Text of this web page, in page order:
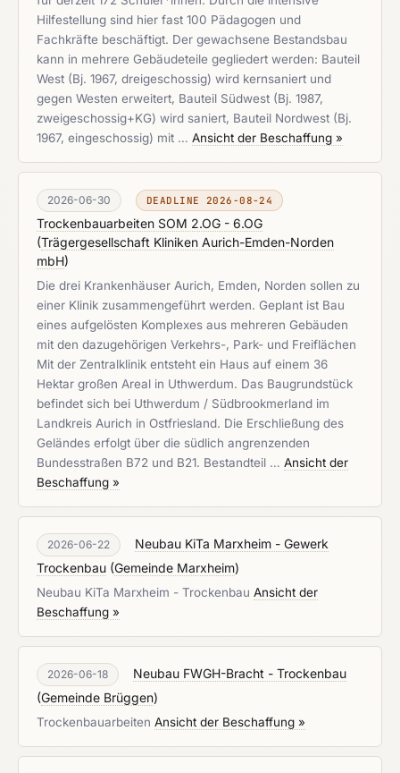
Hilfestellung sind hier fast 100 Pädagogen und
Fachkräfte beschäftigt. Der gewachsene Bestandsbau
kann in mehrere Gebäudeteile gegliedert werden: Bauteil
West (Bj. 1967, dreigeschossig) wird kernsaniert und
gegen Westen erweitert, Bauteil Südwest (Bj. 1987,
zweigeschossig+KG) wird saniert, Bauteil Nordwest (Bj.
1967, eingeschossig) mit … Ansicht der Beschaffung »
2026-06-30 DEADLINE 2026-08-24
Trockenbauarbeiten SOM 2.OG - 6.OG
(Trägergesellschaft Kliniken Aurich-Emden-Norden
mbH)
Die drei Krankenhäuser Aurich, Emden, Norden sollen zu
einer Klinik zusammengeführt werden. Geplant ist Bau
eines aufgelösten Komplexes aus mehreren Gebäuden
mit den dazugehörigen Verkehrs-, Park- und Freiflächen
Mit der Zentralklinik entsteht ein Haus auf einem 36
Hektar großen Areal in Uthwerdum. Das Baugrundstück
befindet sich bei Uthwerdum / Südbrookmerland im
Landkreis Aurich in Ostfriesland. Die Erschließung des
Geländes erfolgt über die südlich angrenzenden
Bundesstraßen B72 und B21. Bestandteil … Ansicht der
Beschaffung »
2026-06-22
Neubau KiTa Marxheim - Gewerk
Trockenbau (Gemeinde Marxheim)
Neubau KiTa Marxheim - Trockenbau Ansicht der
Beschaffung »
2026-06-18
Neubau FWGH-Bracht - Trockenbau
(Gemeinde Brüggen)
Trockenbauarbeiten Ansicht der Beschaffung »